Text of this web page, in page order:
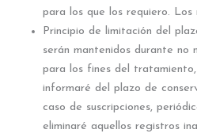
para los que los requiero. Los
Principio de limitación del
serán mantenidos durante no
para los fines del
informaré del plazo de
caso de suscripciones,
eliminaré aquellos registros